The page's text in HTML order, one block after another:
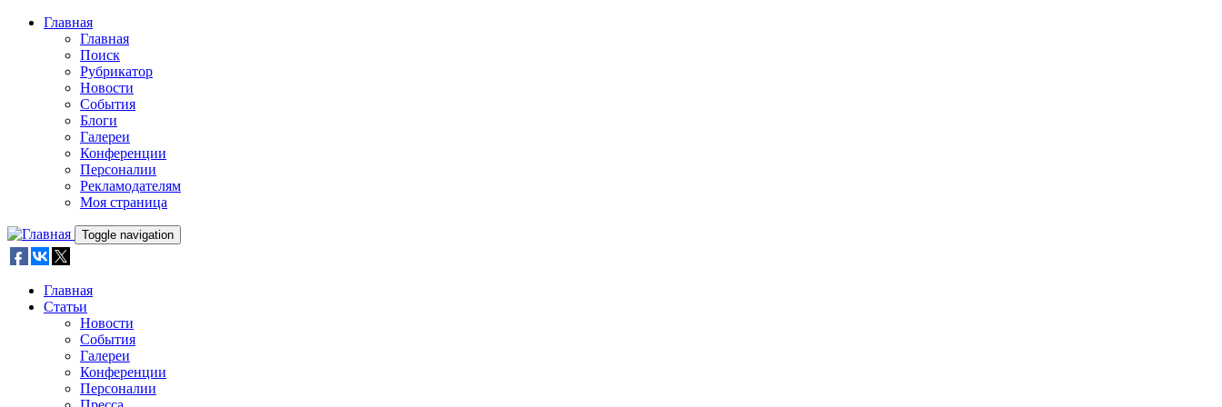
Skip to main content
Главная
Главная
Поиск
Рубрикатор
Новости
События
Блоги
Галереи
Конференции
Персоналии
Рекламодателям
Моя страница
Toggle navigation
Главная
Статьи
Новости
События
Галереи
Конференции
Персоналии